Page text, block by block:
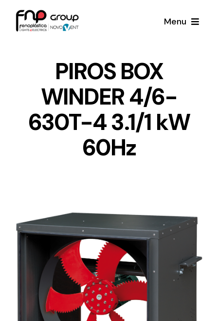
Menu
Iluminación y Material Eléctrico
Lighting and Electrical
Equipment
Complete solutions in lighting and electrical
material for each project and need
Noticias
Proyectos
Sobre Nosotros
PIROS BOX
WINDER 4/6-
630T-4 3.1/1 kW
60Hz